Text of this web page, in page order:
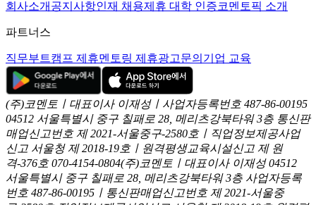
회사소개 공지사항인재 채용제휴 대학 인증코멘토픽 소개
파트너스
직무부트캠프 제휴멘토링 제휴광고문의 기업 교육
(주)코멘토ㅣ대표이사 이재성ㅣ사업자등록번호 487-86-00195
04512 서울특별시 중구 칠패로 28, 메리츠강북타워 3층 통신판
매업신고번호 제 2021-서울중구-2580호ㅣ직업정보제공사업
신고 서울청 제 2018-19호ㅣ원격평생교육시설신고 제 원
격-376호 070-4154-0804(주)코멘토ㅣ대표이사 이재성 04512
서울특별시 중구 칠패로 28, 메리츠강북타워 3층 사업자등록
번호 487-86-00195ㅣ통신판매업신고번호 제 2021-서울중